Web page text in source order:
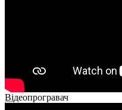
Відеопрогравач